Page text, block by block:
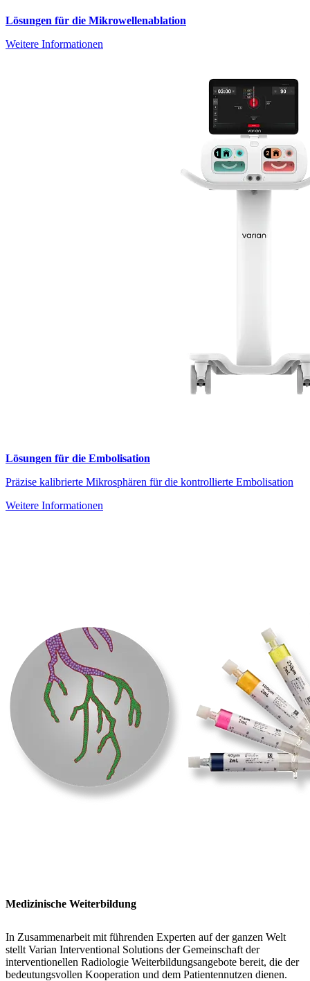
Lösungen für die Mikrowellenablation
Weitere Informationen
Lösungen für die Embolisation
Präzise kalibrierte Mikrosphären für die kontrollierte Embolisation
Weitere Informationen
Medizinische Weiterbildung
In Zusammenarbeit mit führenden Experten auf der ganzen Welt
stellt Varian Interventional Solutions der Gemeinschaft der
interventionellen Radiologie Weiterbildungsangebote bereit, die der
bedeutungsvollen Kooperation und dem Patientennutzen dienen.